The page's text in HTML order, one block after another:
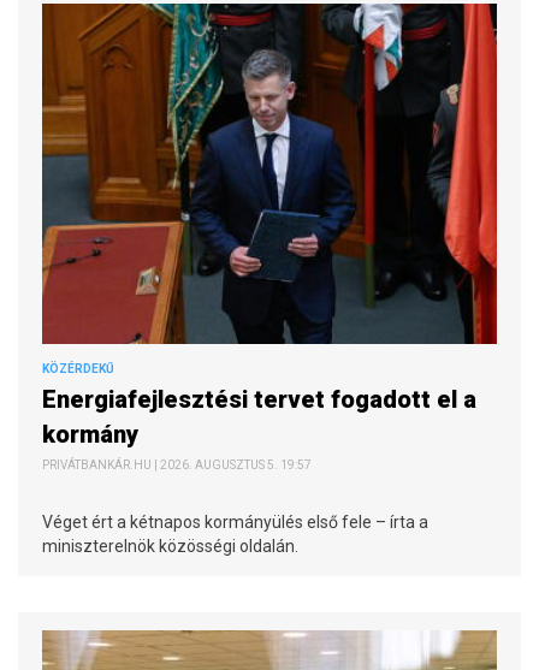
KÖZÉRDEKŰ
Energiafejlesztési tervet fogadott el a
kormány
PRIVÁTBANKÁR.HU | 2026. AUGUSZTUS 5. 19:57
Véget ért a kétnapos kormányülés első fele – írta a
miniszterelnök közösségi oldalán.